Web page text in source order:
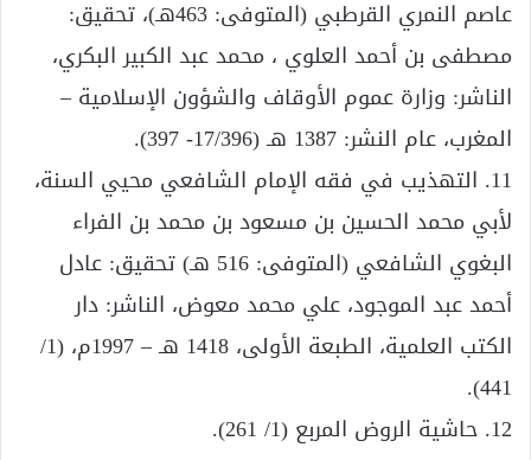
عاصم النمري القرطبي (المتوفى: 463هـ)، تحقيق:
مصطفى بن أحمد العلوي ، محمد عبد الكبير البكري،
الناشر: وزارة عموم الأوقاف والشؤون الإسلامية –
المغرب، عام النشر: 1387 هـ (17/396- 397).
11. التهذيب في فقه الإمام الشافعي محيي السنة،
لأبي محمد الحسين بن مسعود بن محمد بن الفراء
البغوي الشافعي (المتوفى: 516 هـ) تحقيق: عادل
أحمد عبد الموجود، علي محمد معوض، الناشر: دار
الكتب العلمية، الطبعة الأولى، 1418 هـ – 1997م، (1/
441).
12. حاشية الروض المربع (1/ 261).